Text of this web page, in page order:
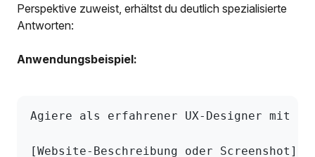
Perspektive zuweist, erhältst du deutlich spezialisierte
Antworten:
Anwendungsbeispiel:
Agiere als erfahrener UX-Designer mit
[Website-Beschreibung oder Screenshot]